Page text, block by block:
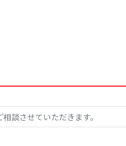
談させていただきます。